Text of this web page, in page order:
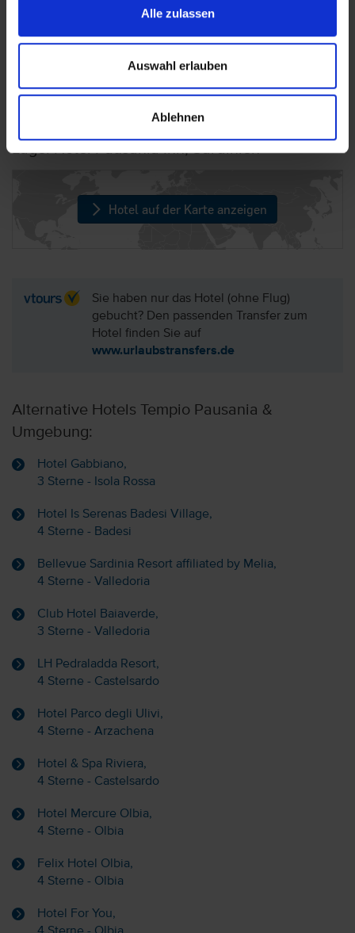
Alle zulassen
Auswahl erlauben
Ablehnen
eine Kurtaxe/Übernachtungssteuer fällig. Die
nach der Sternekategorie des gebuchten Hotels
sowie der Aufenthaltsdauer. Der Betrag ist vor
Lage: Hotel Pausania Inn, Sardinien
Hotel auf der Karte anzeigen
Sie haben nur das Hotel (ohne Flug)
gebucht? Den passenden Transfer zum
Hotel finden Sie auf
www.urlaubstransfers.de
Alternative Hotels Tempio Pausania &
Umgebung:
Hotel Gabbiano,
3 Sterne - Isola Rossa
Hotel Is Serenas Badesi Village,
4 Sterne - Badesi
Bellevue Sardinia Resort affiliated by Melia,
4 Sterne - Valledoria
Club Hotel Baiaverde,
3 Sterne - Valledoria
LH Pedraladda Resort,
4 Sterne - Castelsardo
Hotel Parco degli Ulivi,
4 Sterne - Arzachena
Hotel & Spa Riviera,
4 Sterne - Castelsardo
Hotel Mercure Olbia,
4 Sterne - Olbia
Felix Hotel Olbia,
4 Sterne - Olbia
Hotel For You,